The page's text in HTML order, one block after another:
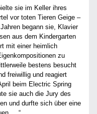
sie im Keller ihres
vor toten Tieren Geige –
begann sie, Klavier
aus dem Kindergarten
mit einer heimlich
zu
bestens besucht
freiwillig und reagiert
beim Electric Spring
sie auch die Jury des
und durfte sich über eine